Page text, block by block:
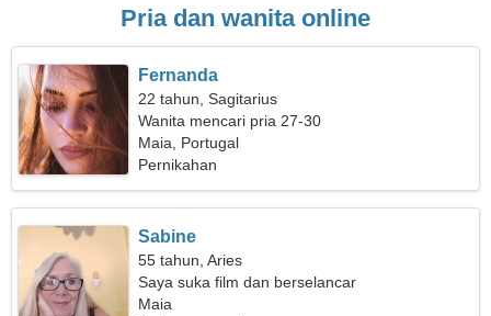
Pria dan wanita online
Fernanda
22 tahun, Sagitarius
Wanita mencari pria 27-30
Maia, Portugal
Pernikahan
Sabine
55 tahun, Aries
Saya suka film dan berselancar
Maia